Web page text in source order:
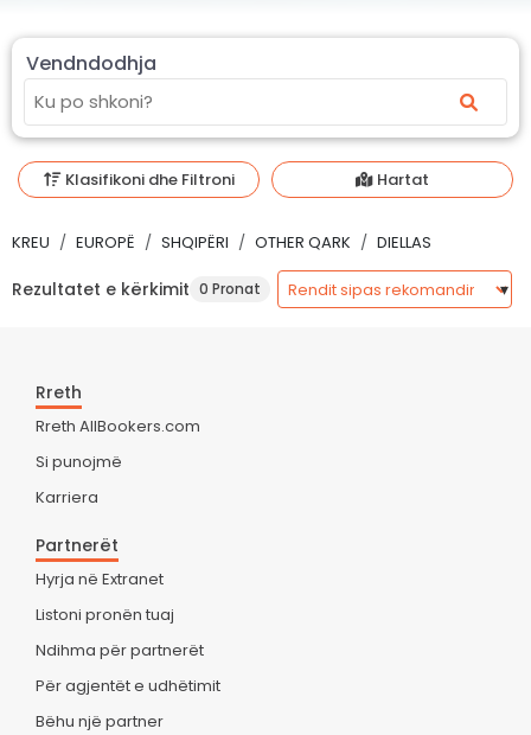
Vendndodhja
Klasifikoni dhe Filtroni Hartat
KREU EUROPË SHQIPËRI OTHER QARK DIELLAS
Rezultatet e kërkimit 0 Pronat
Rreth
Rreth AllBookers.com
Si punojmë
Karriera
Partnerët
Hyrja në Extranet
Listoni pronën tuaj
Ndihma për partnerët
Për agjentët e udhëtimit
Bëhu një partner